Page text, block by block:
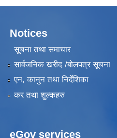
Notices
सूचना तथा समाचार
सार्वजनिक खरीद /बोलपत्र सूचना
एन, कानुन तथा निर्देशिका
कर तथा शुल्कहरु
eGov services